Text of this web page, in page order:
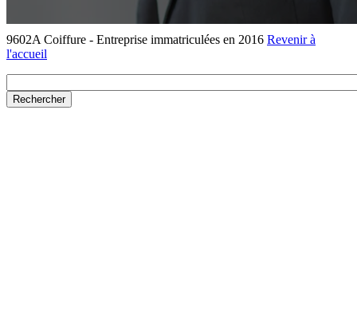
9602A Coiffure - Entreprise immatriculées en 2016 Revenir à
l'accueil